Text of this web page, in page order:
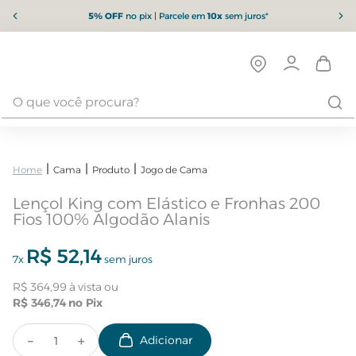
5% OFFno pix | Parcele em10xsem juros*
Cama Produto Jogo de Cama
Lençol King com Elástico e Fronhas 200
Fios 100% Algodão Alanis
7x R$ 52,14sem juros
R$ 364,99
R$ 346,74
＋
－